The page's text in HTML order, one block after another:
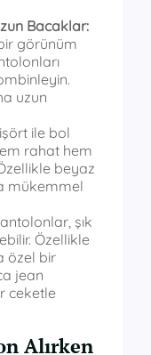
Bacaklar:
görünüm
uzun
ile bol
rahat hem
beyaz
mükemmel
şık
Özellikle
özel bir
jean
ceketle
Alırken